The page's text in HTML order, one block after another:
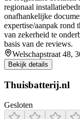
regionaal
onafhankelijke
expertise/aanpak rond
van zekerheid te
basis van de reviews.
Welschapstraat 48,
Bekijk details
Thuisbatterij.nl
Gesloten